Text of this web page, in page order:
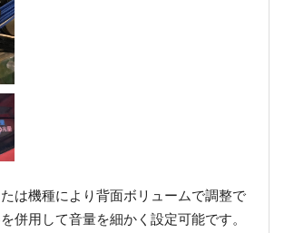
は機種により背面ボリュームで調整で
併用して音量を細かく設定可能です。